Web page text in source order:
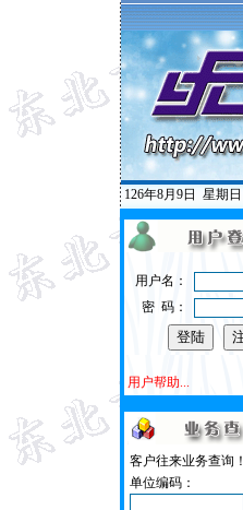
126年8月9日 星期日
用户名：
密 码：
用户帮助...
客户往来业务查询！
单位编码：